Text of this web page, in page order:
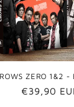
ZERO 1&2 -
Prix
€39,90